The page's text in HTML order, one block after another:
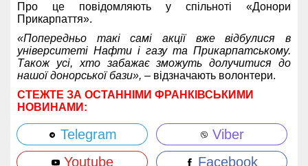
Про це повідомляють у спільноті «Донори
Прикарпаття».
«Попередньо такі самі акції вже відбулися в
університеті Нафти і газу та Прикарпатському.
Також усі, хто забажає зможуть долучитися до
нашої донорської бази», – відзначають волонтери.
СТЕЖТЕ ЗА ОСТАННІМИ ФРАНКІВСЬКИМИ
НОВИНАМИ:
Telegram
Viber
Youtube
Facebook